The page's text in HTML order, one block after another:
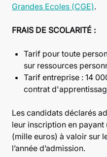
Grandes Ecoles (CGE).
FRAIS DE SCOLARITÉ :
Tarif pour toute
sur ressources
Tarif entreprise : 14
contrat
Les candidats déclarés
leur inscription en
(mille euros) à valoir sur
l’année d’admission.